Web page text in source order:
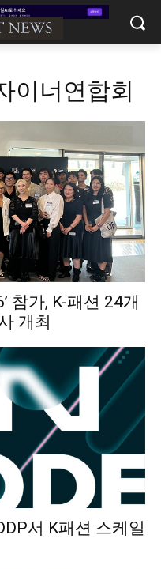
이너연합회
참가, K-패션 24개
개최
서 K패션 스케일